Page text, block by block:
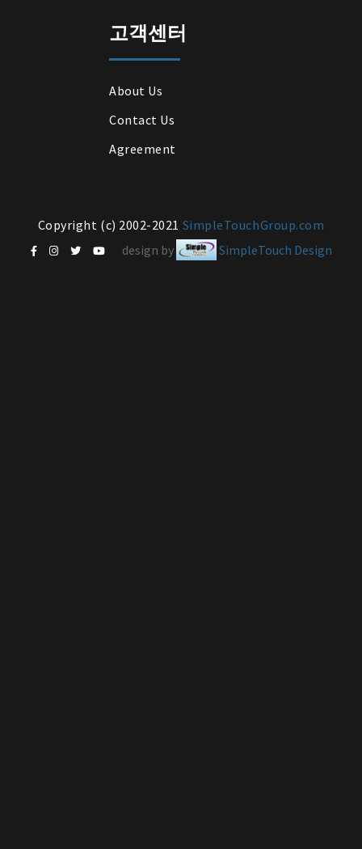
고객센터
About Us
Contact Us
Agreement
Copyright (c) 2002-2021 SimpleTouchGroup.com
design by
SimpleTouch Design